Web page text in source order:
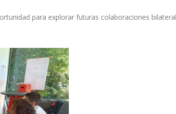
para explorar futuras colaboraciones